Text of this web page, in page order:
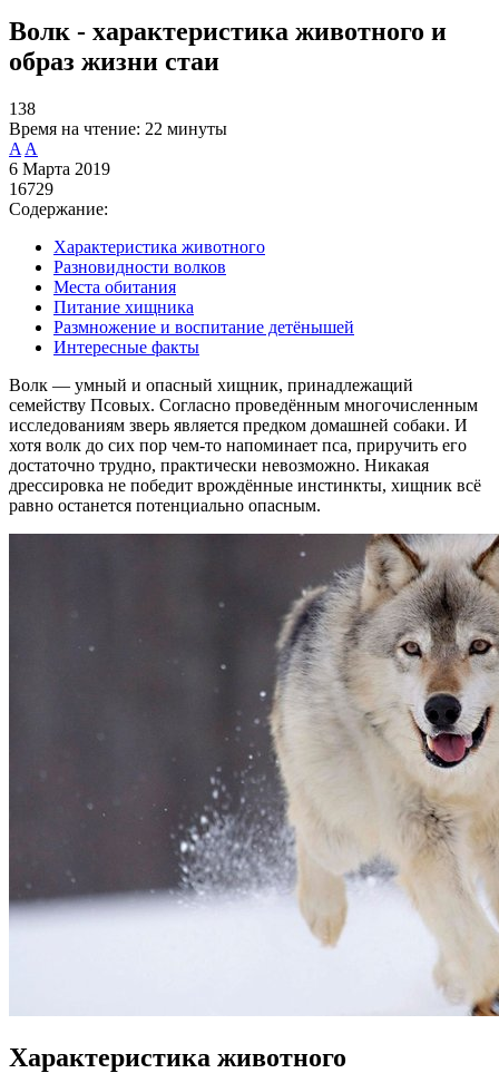
Волк - характеристика животного и
образ жизни стаи
138
Время на чтение: 22 минуты
A A
6 Марта 2019
16729
Содержание:
Характеристика животного
Разновидности волков
Места обитания
Питание хищника
Размножение и воспитание детёнышей
Интересные факты
Волк — умный и опасный хищник, принадлежащий
семейству Псовых. Согласно проведённым многочисленным
исследованиям зверь является предком домашней собаки. И
хотя волк до сих пор чем-то напоминает пса, приручить его
достаточно трудно, практически невозможно. Никакая
дрессировка не победит врождённые инстинкты, хищник всё
равно останется потенциально опасным.
Характеристика животного